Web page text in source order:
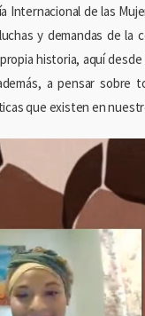
Internacional de las
y demandas de la
historia, aquí
a pensar sobre
que existen en